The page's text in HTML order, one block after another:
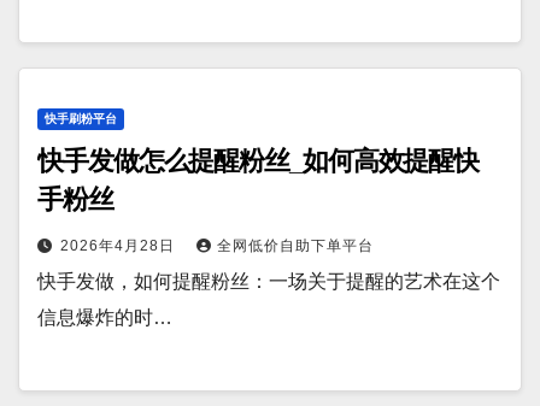
快手刷粉平台
快手发做怎么提醒粉丝_如何高效提醒快
手粉丝
2026年4月28日 全网低价自助下单平台
快手发做，如何提醒粉丝：一场关于提醒的艺术在这个
信息爆炸的时…